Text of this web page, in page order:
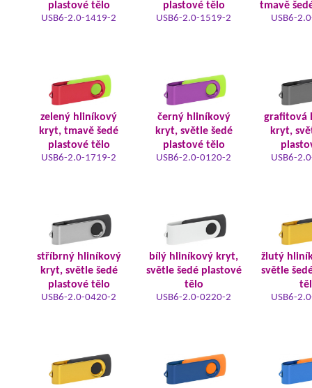
plastové tělo
USB6-2.0-1419-2
plastové tělo
USB6-2.0-1519-2
tmavě
USB6-
zelený hliníkový
kryt, tmavě šedé
plastové tělo
USB6-2.0-1719-2
černý hliníkový
kryt, světle šedé
plastové tělo
USB6-2.0-0120-2
grafitová
kryt,
USB6-
stříbrný hliníkový
kryt, světle šedé
plastové tělo
USB6-2.0-0420-2
bílý hliníkový kryt,
světle šedé plastové
tělo
USB6-2.0-0220-2
žlutý
světle
USB6-